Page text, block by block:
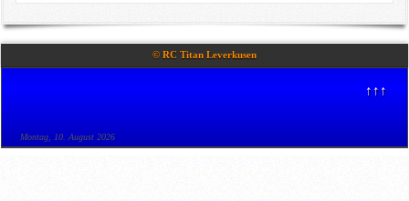
© RC Titan Leverkusen
↑↑↑
Montag, 10. August 2026